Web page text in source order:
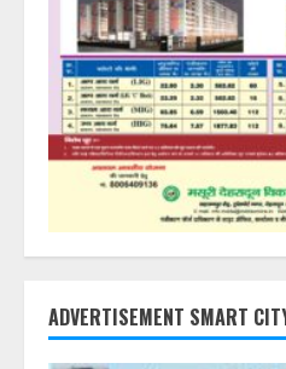
ADVERTISEMENT SMART